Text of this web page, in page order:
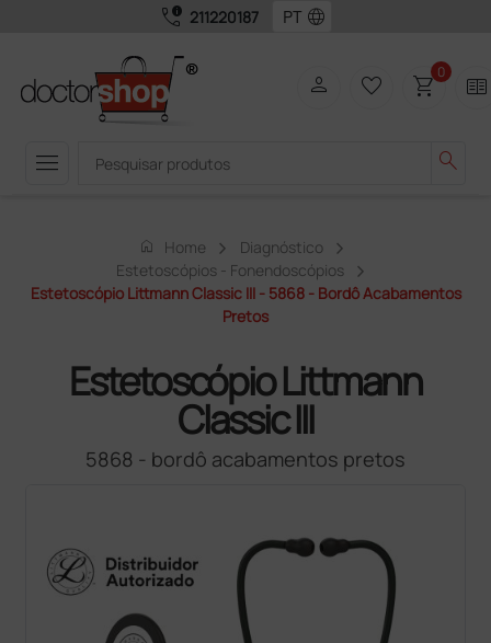
call_quality 211220187 language
menu search
person favorite_border shopping_cart0 two_pager
home Home
Diagnóstico
Estetoscópios - Fonendoscópios
Estetoscópio Littmann Classic III - 5868 - Bordô Acabamentos
Pretos
Estetoscópio Littmann
Classic III
5868 - bordô acabamentos pretos